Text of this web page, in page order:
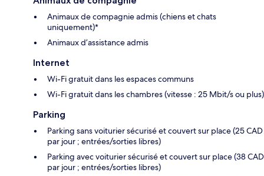
Animaux de compagnie admis (chiens et chats
uniquement)*
Animaux d’assistance admis
Internet
Wi-Fi gratuit dans les espaces communs
Wi-Fi gratuit dans les chambres (vitesse : 25 Mbit/s ou plus)
Parking
Parking sans voiturier sécurisé et couvert sur place (25 CAD
par jour ; entrées/sorties libres)
Parking avec voiturier sécurisé et couvert sur place (38 CAD
par jour ; entrées/sorties libres)